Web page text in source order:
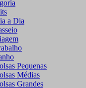
a Dia
Pequenas
Médias
Grandes